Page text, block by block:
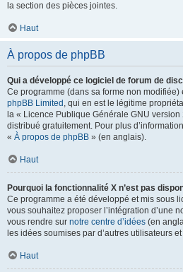
la section des pièces jointes.
Haut
À propos de phpBB
Qui a développé ce logiciel de forum de
Ce programme (dans sa forme non modifiée)
phpBB Limited , qui en est le légitime
la « Licence Publique Générale GNU version
distribué gratuitement. Pour plus
« À propos de phpBB » (en anglais).
Haut
Pourquoi la fonctionnalité X n’est pas
Ce programme a été développé et mis sous
vous souhaitez proposer l’intégration d’une
vous rendre sur notre centre d’idées (en
les idées soumises par d’autres utilisateurs
Haut